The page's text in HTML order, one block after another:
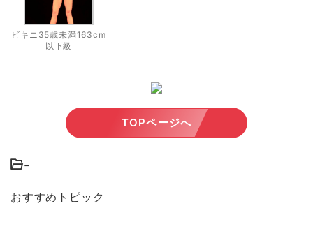
ビキニ35歳未満163cm
以下級
TOPページへ
-
おすすめトピック